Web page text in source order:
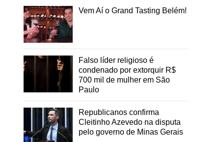
Vem Aí o Grand Tasting Belém!
Falso líder religioso é
condenado por extorquir R$
700 mil de mulher em São
Paulo
Republicanos confirma
Cleitinho Azevedo na disputa
pelo governo de Minas Gerais